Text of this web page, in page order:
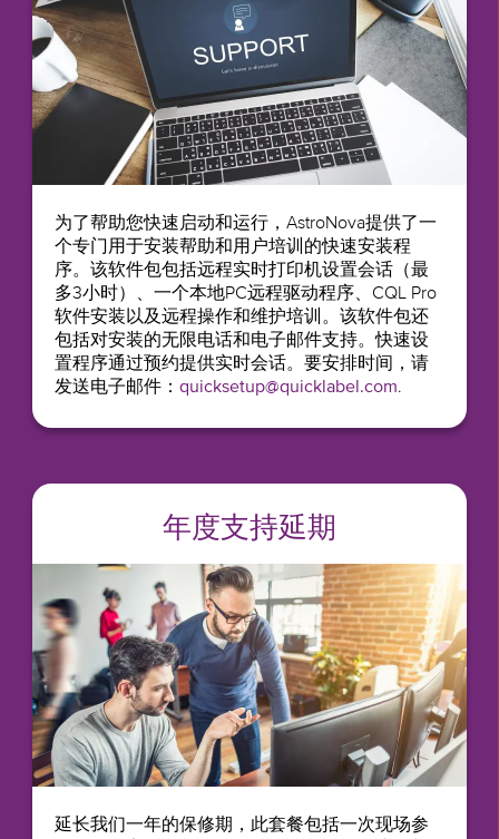
为了帮助您快速启动和运行，AstroNova提供了一
个专门用于安装帮助和用户培训的快速安装程
序。该软件包包括远程实时打印机设置会话（最
多3小时）、一个本地PC远程驱动程序、CQL Pro
软件安装以及远程操作和维护培训。该软件包还
包括对安装的无限电话和电子邮件支持。快速设
置程序通过预约提供实时会话。要安排时间，请
发送电子邮件： quicksetup@quicklabel.com.
年度支持延期
延长我们一年的保修期，此套餐包括一次现场参